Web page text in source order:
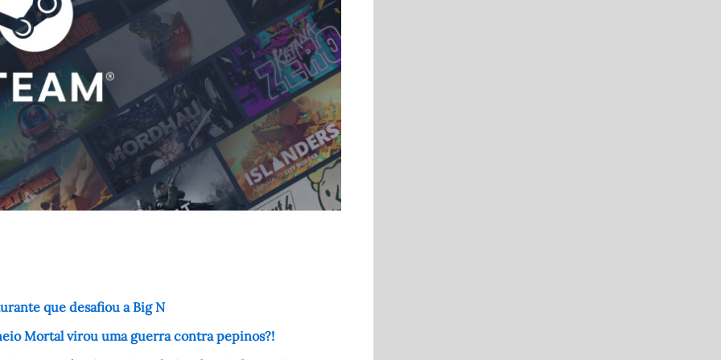
que desafiou a Big N
Mortal virou uma guerra contra pepinos?!